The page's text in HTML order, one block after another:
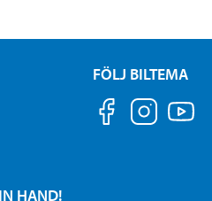
HAND!
FÖLJ BILTEMA